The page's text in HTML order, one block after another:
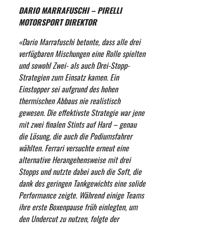
DARIO MARRAFUSCHI – PIRELLI
MOTORSPORT DIREKTOR
«Dario Marrafuschi betonte, dass alle drei
verfügbaren Mischungen eine Rolle spielten
und sowohl Zwei- als auch Drei-Stopp-
Strategien zum Einsatz kamen. Ein
Einstopper sei aufgrund des hohen
thermischen Abbaus nie realistisch
gewesen. Die effektivste Strategie war jene
mit zwei finalen Stints auf Hard – genau
die Lösung, die auch die Podiumsfahrer
wählten. Ferrari versuchte erneut eine
alternative Herangehensweise mit drei
Stopps und nutzte dabei auch die Soft, die
dank des geringen Tankgewichts eine solide
Performance zeigte. Während einige Teams
ihre erste Boxenpause früh einlegten, um
den Undercut zu nutzen, folgte der